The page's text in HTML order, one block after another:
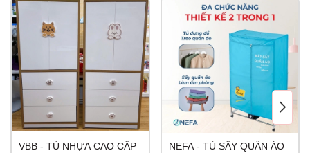
VBB - TỦ NHỰA CAO CẤP NEFA - TỦ SẤY QUẦN ÁO